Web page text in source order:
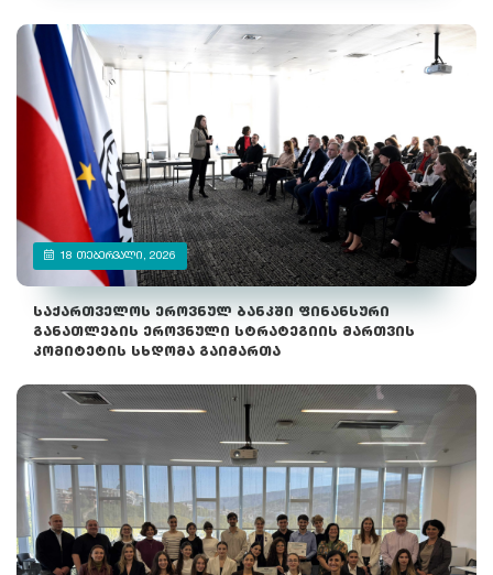
18 ᲗᲔᲑᲔᲠᲕᲐᲚᲘ, 2026
საქართველოს ეროვნულ ბანკში ფინანსური
განათლების ეროვნული სტრატეგიის მართვის
კომიტეტის სხდომა გაიმართა